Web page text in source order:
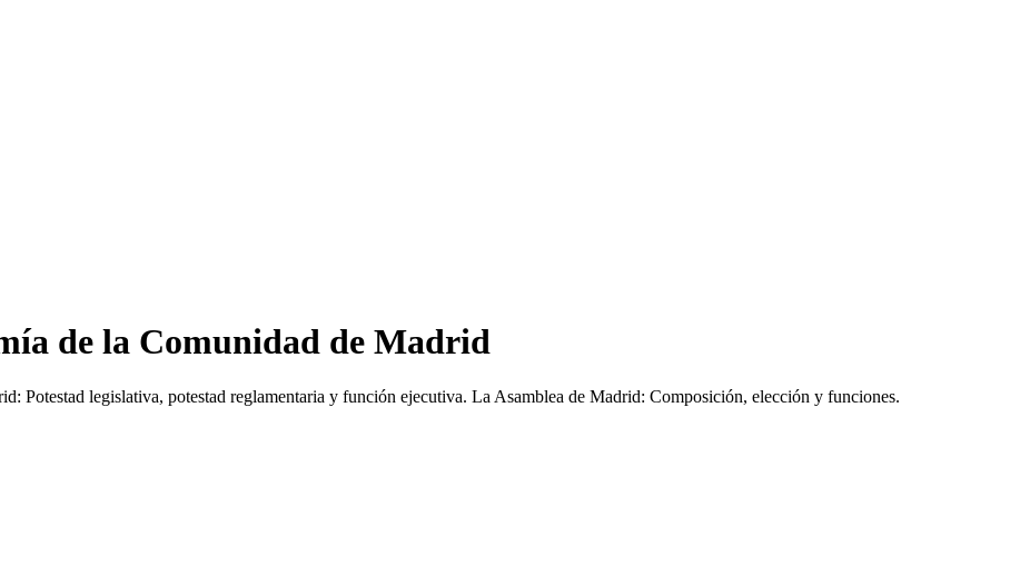
de la Comunidad de Madrid
Potestad legislativa, potestad reglamentaria y función ejecutiva. La Asamblea de Madrid: Composición, elección y funciones.